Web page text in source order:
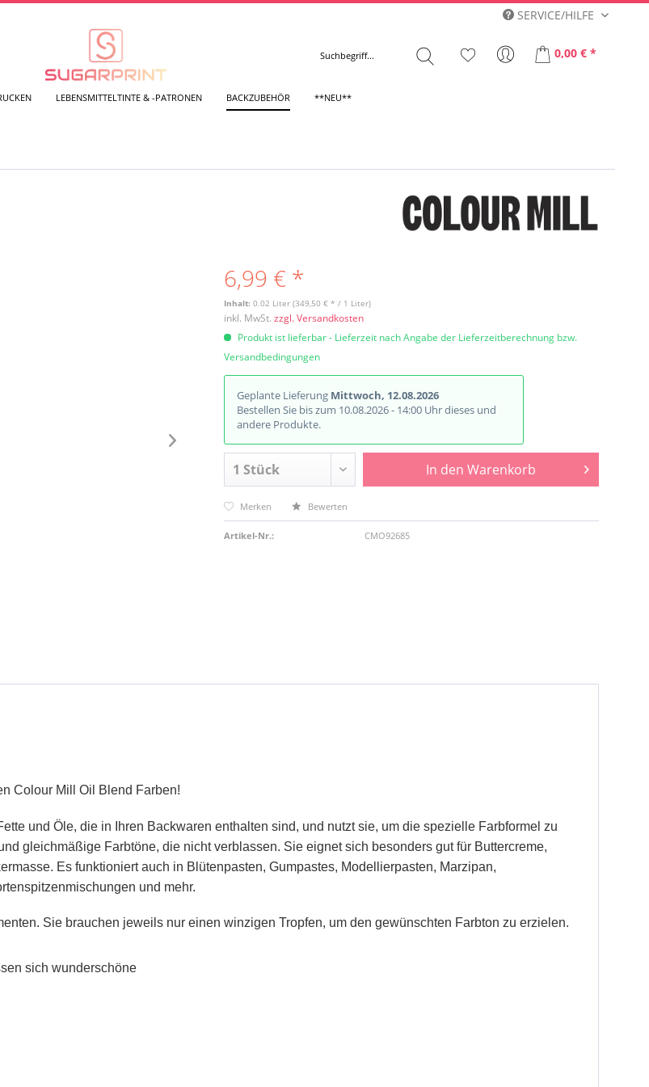
SERVICE/HILFE
0,00 € *
LEBENSMITTELTINTE & -PATRONEN BACKZUBEHÖR **NEU**
6,99 € *
Inhalt:0.02 Liter (349,50 € * / 1 Liter)
inkl. MwSt.zzgl. Versandkosten
Produkt ist lieferbar - Lieferzeit nach Angabe der Lieferzeitberechnung bzw.
Versandbedingungen
Geplante Lieferung Mittwoch, 12.08.2026
Bestellen Sie bis zum 10.08.2026 - 14:00 Uhr dieses und
andere Produkte.
In den Warenkorb
Merken Bewerten
Artikel-Nr.: CMO92685
Colour Mill Oil Blend Farben!
und Öle, die in Ihren Backwaren enthalten sind, und nutzt sie, um die spezielle Farbformel zu
gleichmäßige Farbtöne, die nicht verblassen. Sie eignet sich besonders gut für Buttercreme,
Es funktioniert auch in Blütenpasten, Gumpastes, Modellierpasten, Marzipan,
und mehr.
Sie brauchen jeweils nur einen winzigen Tropfen, um den gewünschten Farbton zu erzielen.
sich wunderschöne